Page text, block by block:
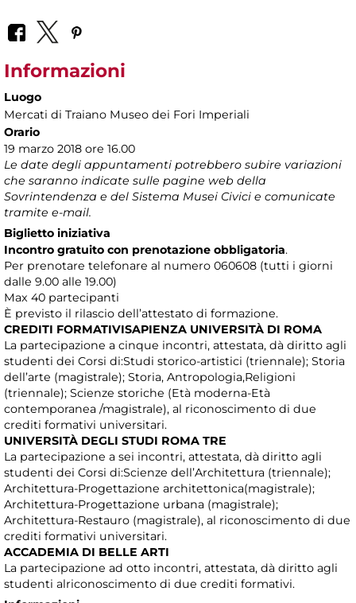
Informazioni
Luogo
Mercati di Traiano Museo dei Fori Imperiali
Orario
19 marzo 2018 ore 16.00
Le date degli appuntamenti potrebbero subire variazioni
che saranno indicate sulle pagine web della
Sovrintendenza e del Sistema Musei Civici e comunicate
tramite e-mail.
Biglietto iniziativa
Incontro gratuito con prenotazione obbligatoria.
Per prenotare telefonare al numero 060608 (tutti i giorni
dalle 9.00 alle 19.00)
Max 40 partecipanti
È previsto il rilascio dell’attestato di formazione.
CREDITI FORMATIVISAPIENZA UNIVERSITÀ DI ROMA
La partecipazione a cinque incontri, attestata, dà diritto agli
studenti dei Corsi di:Studi storico-artistici (triennale); Storia
dell’arte (magistrale); Storia, Antropologia,Religioni
(triennale); Scienze storiche (Età moderna-Età
contemporanea /magistrale), al riconoscimento di due
crediti formativi universitari.
UNIVERSITÀ DEGLI STUDI ROMA TRE
La partecipazione a sei incontri, attestata, dà diritto agli
studenti dei Corsi di:Scienze dell’Architettura (triennale);
Architettura-Progettazione architettonica(magistrale);
Architettura-Progettazione urbana (magistrale);
Architettura-Restauro (magistrale), al riconoscimento di due
crediti formativi universitari.
ACCADEMIA DI BELLE ARTI
La partecipazione ad otto incontri, attestata, dà diritto agli
studenti alriconoscimento di due crediti formativi.